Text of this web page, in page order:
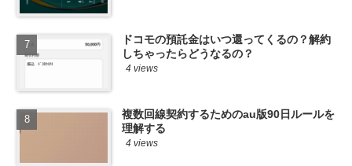
ドコモの預託金はいつ還ってくるの？解約
しちゃったらどうなるの？
4 views
複数回線契約するためのau版90日ルールを
理解する
4 views